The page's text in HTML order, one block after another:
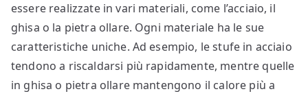
essere realizzate in vari materiali, come l’acciaio, il
ghisa o la pietra ollare. Ogni materiale ha le sue
caratteristiche uniche. Ad esempio, le stufe in acciaio
tendono a riscaldarsi più rapidamente, mentre quelle
in ghisa o pietra ollare mantengono il calore più a